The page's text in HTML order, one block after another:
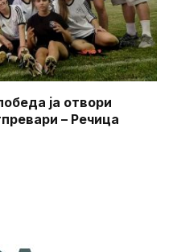
ја отвори
– Речица